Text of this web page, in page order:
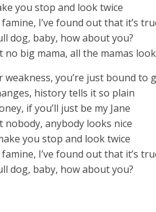
you stop and look twice
I’ve found out that it’s
dog, baby, how about you?
no big mama, all the mamas
weakness, you’re just bound to
history tells it so plain
if you’ll just be my Jane
nobody, anybody looks nice
you stop and look twice
I’ve found out that it’s
dog, baby, how about you?